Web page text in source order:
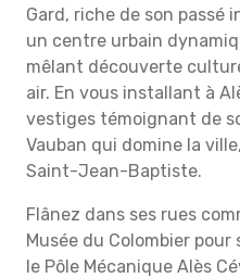
Gard, riche de son passé
un centre urbain
mêlant découverte
air. En vous installant à
vestiges témoignant de
Vauban qui domine la
Saint-Jean-Baptiste.
Flânez dans ses rues
Musée du Colombier
le Pôle Mécanique Alès